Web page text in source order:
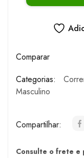
Comparar
Categorias:
Masculino
Compartilhar:
Consulte o frete e